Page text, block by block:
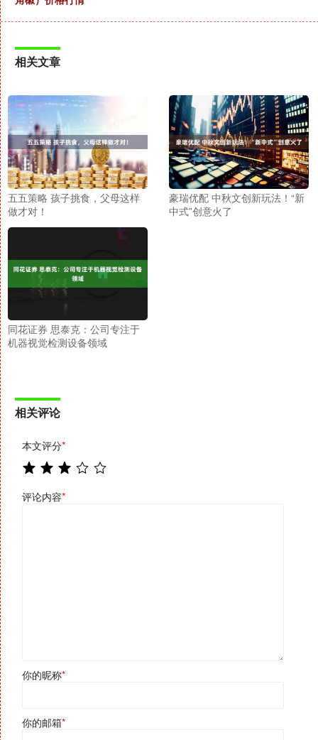
相关文章
五五策略 孩子挑食，父母这样
做才对！
豪瑞优配 中秋文创新玩法！“新
中式”创意火了
同花证券 思泰克：公司专注于
机器视觉检测设备领域
相关评论
本文评分*
评论内容*
你的昵称*
你的邮箱*